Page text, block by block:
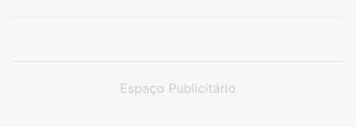
Espaço Publicitário